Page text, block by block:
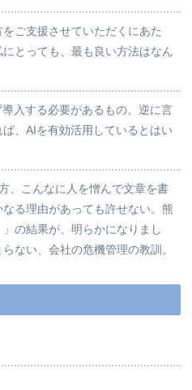
ご支援させていただくにあた
とっても、最も良い方法はなん
入する必要があるもの。逆に言
、AIを有効活用しているとはい
、こんなに人を憎んで文章を書
る理由があっても許せない。熊
の結果が、明らかになりまし
ない、会社の危機管理の教訓。